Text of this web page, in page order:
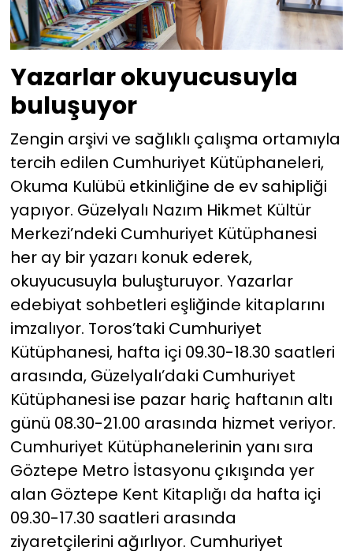
Yazarlar okuyucusuyla
buluşuyor
Zengin arşivi ve sağlıklı çalışma ortamıyla
tercih edilen Cumhuriyet Kütüphaneleri,
Okuma Kulübü etkinliğine de ev sahipliği
yapıyor. Güzelyalı Nazım Hikmet Kültür
Merkezi’ndeki Cumhuriyet Kütüphanesi
her ay bir yazarı konuk ederek,
okuyucusuyla buluşturuyor. Yazarlar
edebiyat sohbetleri eşliğinde kitaplarını
imzalıyor. Toros’taki Cumhuriyet
Kütüphanesi, hafta içi 09.30-18.30 saatleri
arasında, Güzelyalı’daki Cumhuriyet
Kütüphanesi ise pazar hariç haftanın altı
günü 08.30-21.00 arasında hizmet veriyor.
Cumhuriyet Kütüphanelerinin yanı sıra
Göztepe Metro İstasyonu çıkışında yer
alan Göztepe Kent Kitaplığı da hafta içi
09.30-17.30 saatleri arasında
ziyaretçilerini ağırlıyor. Cumhuriyet